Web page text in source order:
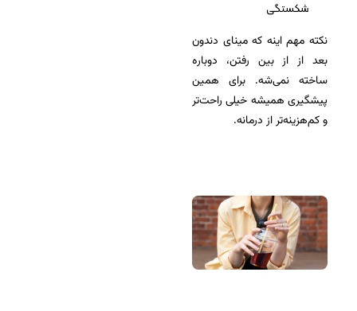
شکستگی
نکته مهم اینه که مینای دندون
بعد از از بین رفتن، دوباره
ساخته نمی‌شه. برای همین
پیشگیری همیشه خیلی راحت‌تر
و کم‌هزینه‌تر از درمانه.